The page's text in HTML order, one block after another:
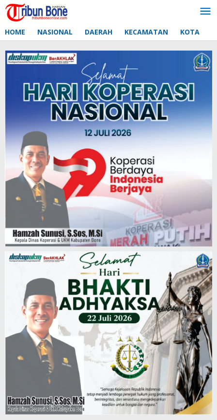
Lewati
ke
HOME NASIONAL DAERAH KECAMATAN KOTA